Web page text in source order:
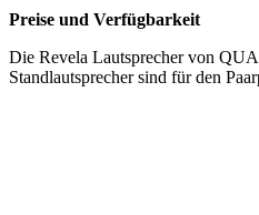
Preise und Verfügbarkeit
Die Revela Lautsprecher von
Standlautsprecher sind für den